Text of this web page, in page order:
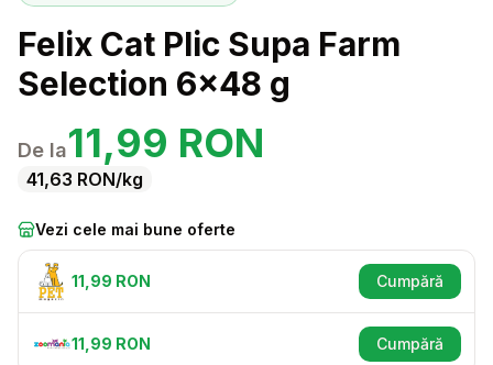
Felix Cat Plic Supa Farm
Selection 6x48 g
De la11,99 RON
41,63 RON/kg
Vezi cele mai bune oferte
11,99 RON Cumpără
(se
11,99 RON Cumpără
(se